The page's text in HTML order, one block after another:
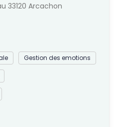
33120 Arcachon
Gestion des emotions